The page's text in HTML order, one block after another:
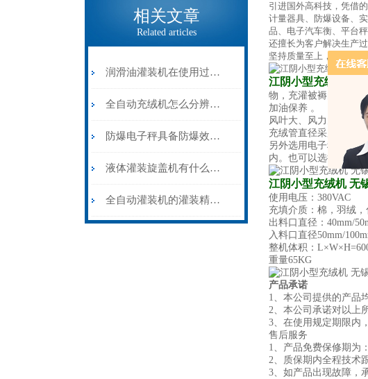
相关文章
Related articles
润滑油灌装机在使用过程中必须保持清洁
全自动充绒机怎么分辨优劣？
防爆电子秤具备防爆效果的原因是什么？
液体灌装旋盖机有什么技术上的优势特点？
全自动灌装机的灌装精度怎么调整？
引进国外高科技，凭借
计量器具、防爆设备、
品、电子汽车衡、平台
还擅长为客户解决生产
坚持质量至上，诚信为
江阴小型充绒机 无
物，充灌被褥的机械
加油保养 。
风叶大、风力大，也
充绒管直径采用软管
另外选用电子称来计
内。也可以选择机械
江阴小型充绒机 无
使用电压：380VAC
充填介质：棉，羽绒，
出料口直径：40mm/
入料口直径50mm/
整机体积：
重量65KG
产品承诺
1、本公司提供的产品
2、本公司承诺对以上
3、在使用规定期限内
售后服务
1、产品免费保修期为
2、质保期内全
3、如产品出现故障，